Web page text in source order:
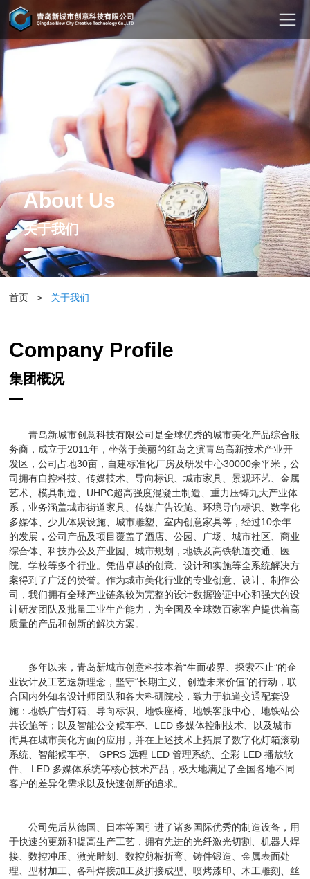
About Us
关于我们
首页 > 关于我们
Company Profile
集团概况
青岛新城市创意科技有限公司是全球优秀的城市美化产品综合服
务商，成立于2011年，坐落于美丽的红岛之滨青岛高新技术产业开
发区，公司占地30亩，自建标准化厂房及研发中心30000余平米，公
司拥有自控科技、传媒技术、导向标识、城市家具、景观环艺、金属
艺术、模具制造、UHPC超高强度混凝土制造、重力压铸九大产业体
系，业务涵盖城市街道家具、传媒广告设施、环境导向标识、数字化
多媒体、少儿体娱设施、城市雕塑、室内创意家具等，经过10余年
的发展，公司产品及项目覆盖了酒店、公园、广场、城市社区、商业
综合体、科技办公及产业园、城市规划，地铁及高铁轨道交通、医
院、学校等多个行业。凭借卓越的创意、设计和实施等全系统解决方
案得到了广泛的赞誉。作为城市美化行业的专业创意、设计、制作公
司，我们拥有全球产业链条较为完整的设计数据验证中心和强大的设
计研发团队及批量工业生产能力，为全国及全球数百家客户提供着高
质量的产品和创新的解决方案。
多年以来，青岛新城市创意科技本着“生而破界、探索不止”的企
业设计及工艺迭新理念，坚守“长期主义、创造未来价值”的行动，联
合国内外知名设计师团队和各大科研院校，致力于轨道交通配套设
施：地铁广告灯箱、导向标识、地铁座椅、地铁客服中心、地铁站公
共设施等；以及智能公交候车亭、LED 多媒体控制技术、以及城市
街具在城市美化方面的应用，并在上述技术上拓展了数字化灯箱滚动
系统、智能候车亭、 GPRS 远程 LED 管理系统、全彩 LED 播放软
件、 LED 多媒体系统等核心技术产品，极大地满足了全国各地不同
客户的差异化需求以及快速创新的追求。
公司先后从德国、日本等国引进了诸多国际优秀的制造设备，用
于快速的更新和提高生产工艺，拥有先进的光纤激光切割、机器人焊
接、数控冲压、激光雕刻、数控剪板折弯、铸件锻造、金属表面处
理、型材加工、各种焊接加工及拼接成型、喷烤漆印、木工雕刻、丝